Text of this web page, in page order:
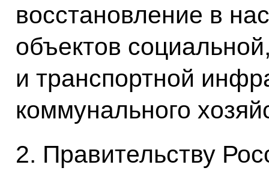
восстановление в
объектов
и транспортной
коммунального
2. Правительству